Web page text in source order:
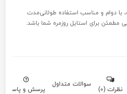
با دوام و مناسب استفاده طولانی‌مدت
نظرات (0)
سوالات متداول
پرسش و پاسخ